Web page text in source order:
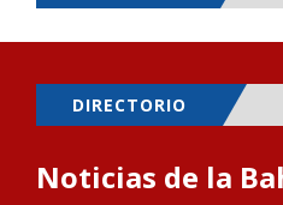
DIRECTORIO
Noticias de la